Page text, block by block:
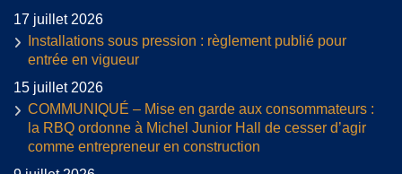
17 juillet 2026
Installations sous pression : règlement publié pour
entrée en vigueur
15 juillet 2026
COMMUNIQUÉ – Mise en garde aux consommateurs :
la RBQ ordonne à Michel Junior Hall de cesser d’agir
comme entrepreneur en construction